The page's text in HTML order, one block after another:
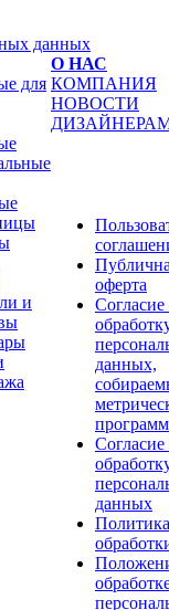
данных
для
и
О НАС
КОМПАНИЯ
НОВОСТИ
оферта
Согласие
данных,
Согласие
данных
Политика